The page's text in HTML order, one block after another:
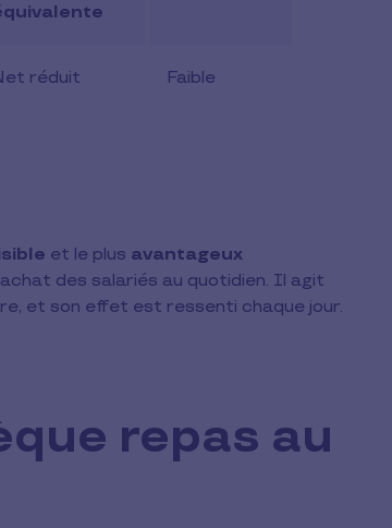
réduit Faible
et le plus avantageux
des salariés au quotidien. Il agit
et son effet est ressenti chaque jour.
repas au